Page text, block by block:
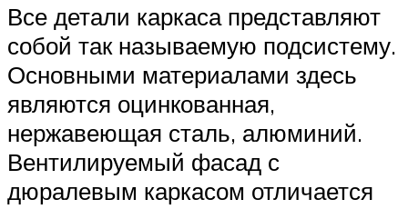
Все детали каркаса представляют
собой так называемую подсистему.
Основными материалами здесь
являются оцинкованная,
нержавеющая сталь, алюминий.
Вентилируемый фасад с
дюралевым каркасом отличается